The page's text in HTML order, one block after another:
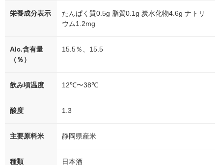
栄養成分表示
たんぱく質0.5g 脂質0.1g 炭水化物4.6g ナトリ
ウム1.2mg
Alc.含有量
（％）
15.5％、15.5
飲み頃温度 12℃〜38℃
酸度 1.3
主要原料米 静岡県産米
種類 日本酒